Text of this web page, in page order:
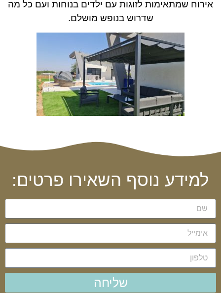
אירוח שמתאימות לזוגות עם ילדים בנוחות ועם כל מה
שדרוש בנופש מושלם.
למידע נוסף השאירו פרטים:
שליחה